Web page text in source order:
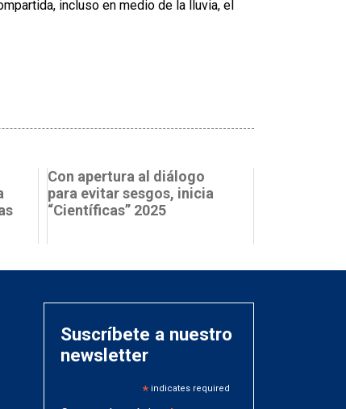
incluso en medio de la lluvia, el
Con apertura al diálogo
para evitar sesgos, inicia
“Científicas” 2025
Suscríbete a nuestro
newsletter
* indicates required